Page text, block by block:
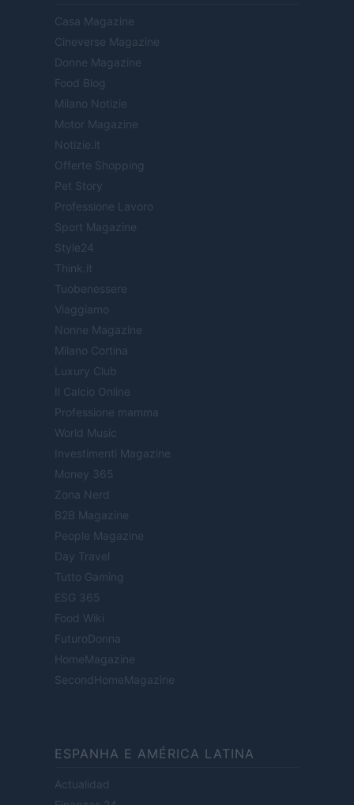
Casa Magazine
Cineverse Magazine
Donne Magazine
Food Blog
Milano Notizie
Motor Magazine
Notizie.it
Offerte Shopping
Pet Story
Professione Lavoro
Sport Magazine
Style24
Think.it
Tuobenessere
Viaggiamo
Nonne Magazine
Milano Cortina
Luxury Club
Il Calcio Online
Professione mamma
World Music
Investimenti Magazine
Money 365
Zona Nerd
B2B Magazine
People Magazine
Day Travel
Tutto Gaming
ESG 365
Food Wiki
FuturoDonna
HomeMagazine
SecondHomeMagazine
ESPANHA E AMÉRICA LATINA
Actualidad